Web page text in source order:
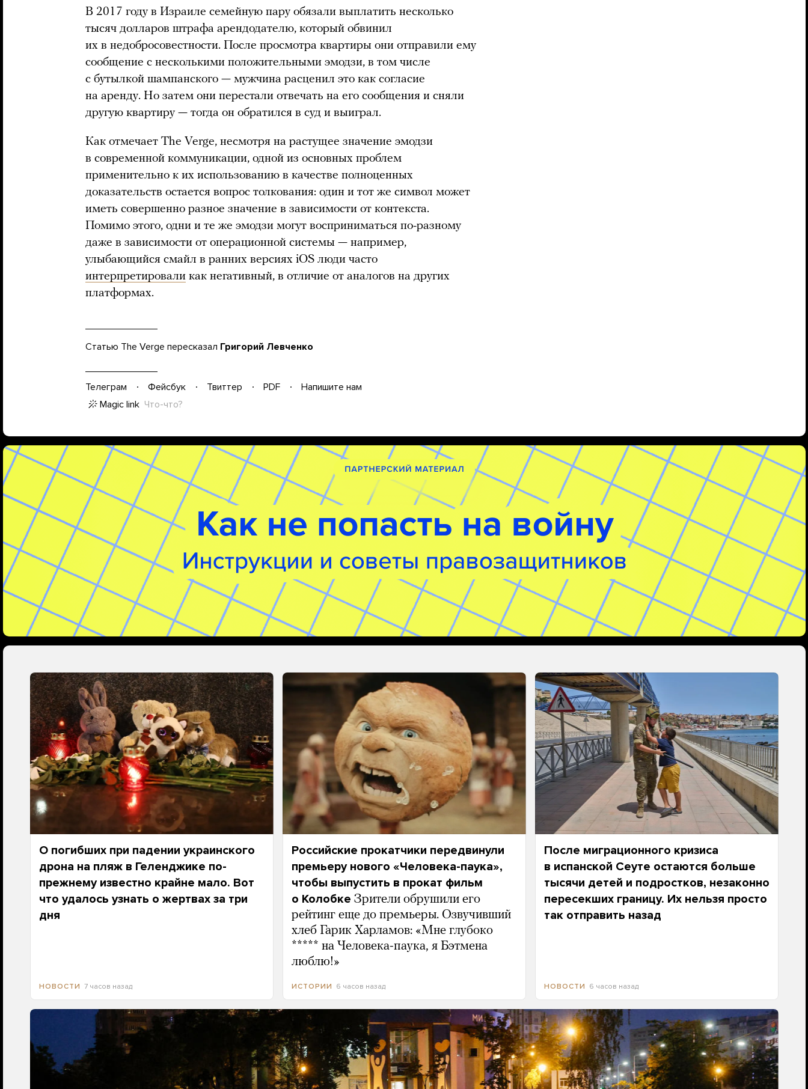
В 2017 году в Израиле семейную пару обязали выплатить несколько
тысяч долларов штрафа арендодателю, который обвинил
их в недобросовестности. После просмотра квартиры они отправили ему
сообщение с несколькими положительными эмодзи, в том числе
с бутылкой шампанского — мужчина расценил это как согласие
на аренду. Но затем они перестали отвечать на его сообщения и сняли
другую квартиру — тогда он обратился в суд и выиграл.
Как отмечает The Verge, несмотря на растущее значение эмодзи
в современной коммуникации, одной из основных проблем
применительно к их использованию в качестве полноценных
доказательств остается вопрос толкования: один и тот же символ может
иметь совершенно разное значение в зависимости от контекста.
Помимо этого, одни и те же эмодзи могут восприниматься по-разному
даже в зависимости от операционной системы — например,
улыбающийся смайл в ранних версиях iOS люди часто
интерпретировали как негативный, в отличие от аналогов на других
платформах.
Статью The Verge пересказал Григорий Левченко
Телеграм Фейсбук Твиттер PDF
Напишите нам
Magic link Что-что?
О погибших при падении украинского
дрона на пляж в Геленджике по-
прежнему известно крайне мало. Вот
что удалось узнать о жертвах за три
дня
НОВОСТИ 7 часов назад
Российские прокатчики передвинули
премьеру нового «Человека-паука»,
чтобы выпустить в прокат фильм
о Колобке Зрители обрушили его
рейтинг еще до премьеры. Озвучивший
хлеб Гарик Харламов: «Мне глубоко
***** на Человека-паука, я Бэтмена
люблю!»
ИСТОРИИ 6 часов назад
После миграционного кризиса
в испанской Сеуте остаются больше
тысячи детей и подростков, незаконно
пересекших границу. Их нельзя просто
так отправить назад
НОВОСТИ 6 часов назад